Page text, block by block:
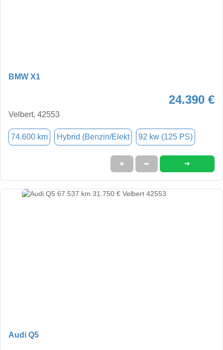
BMW X1
24.390 €
Velbert, 42553
74.600 km Hybrid (Benzin/Elekt 92 kw (125 PS)
★ ➦ ➜
Audi Q5